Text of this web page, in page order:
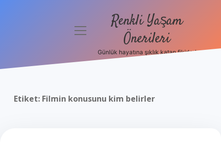
Politikası
menüyü
Renkli Yaşam
Önerileri
Günlük hayatına şıklık katan fikirler!
Etiket: Filmin konusunu kim belirler